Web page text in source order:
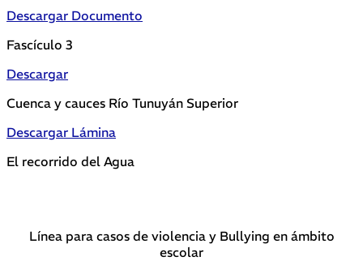
Descargar Documento
Fascículo 3
Descargar
Cuenca y cauces Río Tunuyán Superior
Descargar Lámina
El recorrido del Agua
Línea para casos de violencia y Bullying en ámbito
escolar